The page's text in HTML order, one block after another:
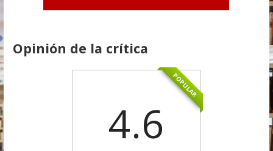
Opinión de la crítica
POPULAR
4.6